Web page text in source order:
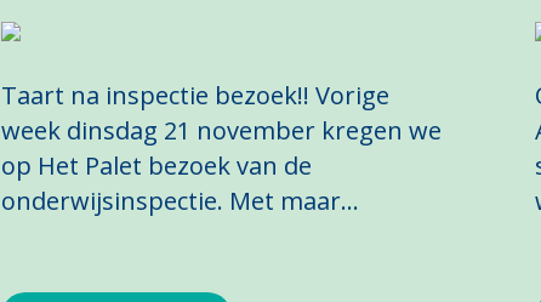
Taart na inspectie bezoek!! Vorige
week dinsdag 21 november kregen we
op Het Palet bezoek van de
onderwijsinspectie. Met maar…